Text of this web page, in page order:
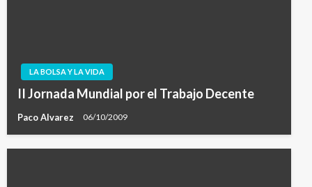
LA BOLSA Y LA VIDA
II Jornada Mundial por el Trabajo Decente
Paco Alvarez 06/10/2009